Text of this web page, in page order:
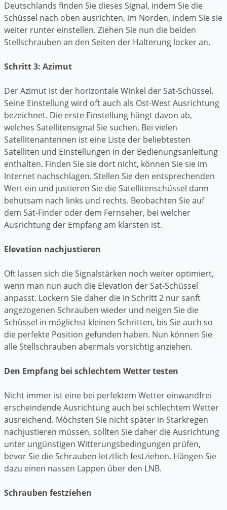
Deutschlands finden Sie dieses Signal, indem Sie die
Schüssel nach oben ausrichten, im Norden, indem Sie sie
weiter runter einstellen. Ziehen Sie nun die beiden
Stellschrauben an den Seiten der Halterung locker an.
Schritt 3: Azimut
Der Azimut ist der horizontale Winkel der Sat-Schüssel.
Seine Einstellung wird oft auch als Ost-West Ausrichtung
bezeichnet. Die erste Einstellung hängt davon ab,
welches Satellitensignal Sie suchen. Bei vielen
Satellitenantennen ist eine Liste der beliebtesten
Satelliten und Einstellungen in der Bedienungsanleitung
enthalten. Finden Sie sie dort nicht, können Sie sie im
Internet nachschlagen. Stellen Sie den entsprechenden
Wert ein und justieren Sie die Satellitenschüssel dann
behutsam nach links und rechts. Beobachten Sie auf
dem Sat-Finder oder dem Fernseher, bei welcher
Ausrichtung der Empfang am klarsten ist.
Elevation nachjustieren
Oft lassen sich die Signalstärken noch weiter optimiert,
wenn man nun auch die Elevation der Sat-Schüssel
anpasst. Lockern Sie daher die in Schritt 2 nur sanft
angezogenen Schrauben wieder und neigen Sie die
Schüssel in möglichst kleinen Schritten, bis Sie auch so
die perfekte Position gefunden haben. Nun können Sie
alle Stellschrauben abermals vorsichtig anziehen.
Den Empfang bei schlechtem Wetter testen
Nicht immer ist eine bei perfektem Wetter einwandfrei
erscheindende Ausrichtung auch bei schlechtem Wetter
ausreichend. Möchsten Sie nicht später in Starkregen
nachjustieren müssen, sollten Sie daher die Ausrichtung
unter ungünstigen Witterungsbedingungen prüfen,
bevor Sie die Schrauben letztlich festziehen. Hängen Sie
dazu einen nassen Lappen über den LNB.
Schrauben festziehen